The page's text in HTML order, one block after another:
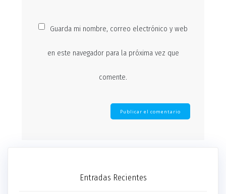
Guarda mi nombre, correo electrónico y web
en este navegador para la próxima vez que
comente.
Entradas Recientes